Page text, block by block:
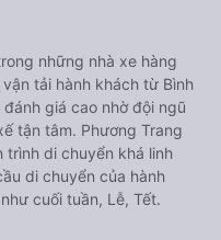
những nhà xe hàng
tải hành khách từ Bình
giá cao nhờ đội ngũ
tận tâm. Phương Trang
di chuyển khá linh
di chuyển của hành
cuối tuần, Lễ, Tết.